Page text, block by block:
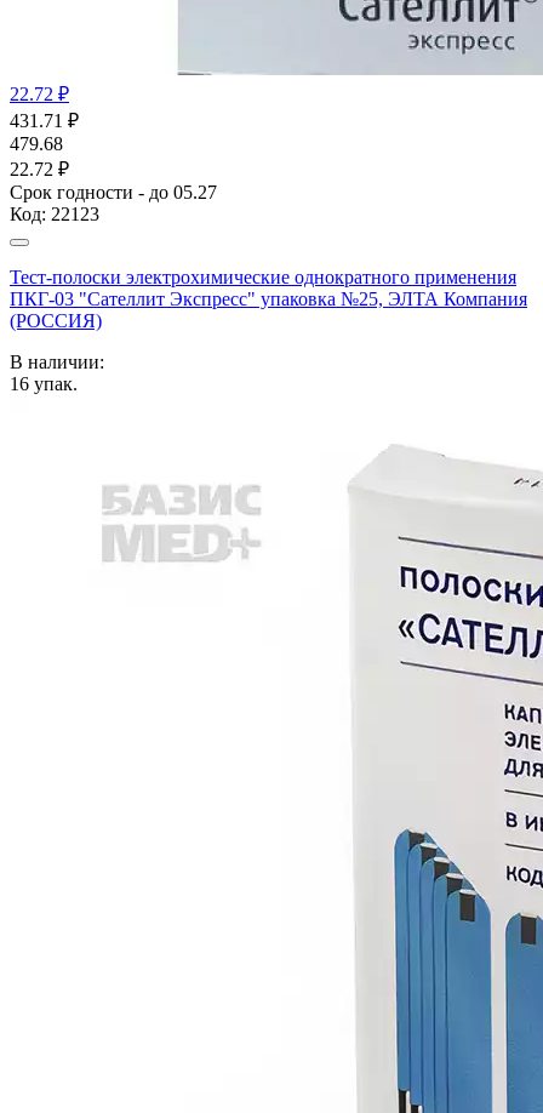
22.72 ₽
431.71 ₽
479.68
22.72 ₽
Срок годности - до 05.27
Код: 22123
Тест-полоски электрохимические однократного применения
ПКГ-03 "Сателлит Экспресс" упаковка №25, ЭЛТА Компания
(РОССИЯ)
В наличии:
16 упак.